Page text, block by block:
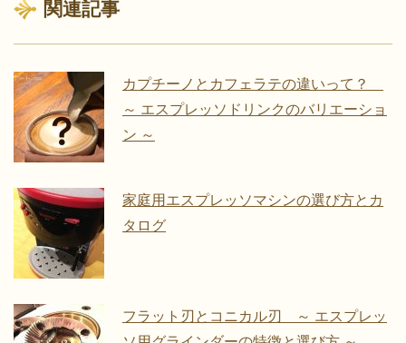
関連記事
カプチーノとカフェラテの違いって？
～ エスプレッソドリンクのバリエーショ
ン ～
家庭用エスプレッソマシンの選び方とカ
タログ
フラット刃とコニカル刃 ～ エスプレッ